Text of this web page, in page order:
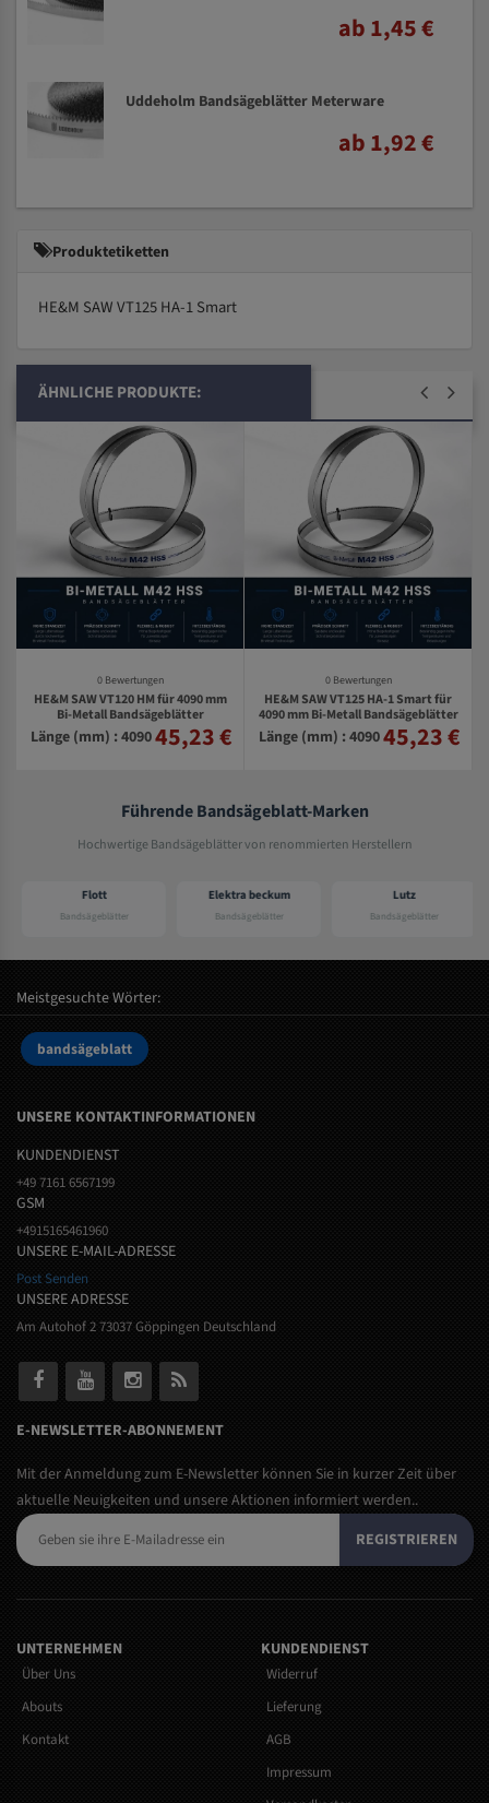
ab 1,45 €
Uddeholm Bandsägeblätter Meterware
ab 1,92 €
Produktetiketten
HE&M SAW VT125 HA-1 Smart
ÄHNLICHE PRODUKTE:
0 Bewertungen
HE&M SAW VT120 HM für 4090 mm
Bi-Metall Bandsägeblätter
Länge (mm) : 409045,23 €
0 Bewertungen
HE&M SAW VT125 HA-1 Smart für
4090 mm Bi-Metall Bandsägeblätter
Länge (mm) : 409045,23 €
Führende Bandsägeblatt-Marken
Hochwertige Bandsägeblätter von renommierten Herstellern
Flott
Bandsägeblätter
Elektra beckum
Bandsägeblätter
Lutz
Bandsägeblätter
Meistgesuchte Wörter:
bandsägeblatt
UNSERE KONTAKTINFORMATIONEN
KUNDENDIENST
+49 7161 6567199
GSM
+4915165461960
UNSERE E-MAIL-ADRESSE
Post Senden
UNSERE ADRESSE
Am Autohof 2 73037 Göppingen Deutschland
E-NEWSLETTER-ABONNEMENT
Mit der Anmeldung zum E-Newsletter können Sie in kurzer Zeit über
aktuelle Neuigkeiten und unsere Aktionen informiert werden..
REGISTRIEREN
UNTERNEHMEN
Über Uns
Abouts
Kontakt
KUNDENDIENST
Widerruf
Lieferung
AGB
Impressum